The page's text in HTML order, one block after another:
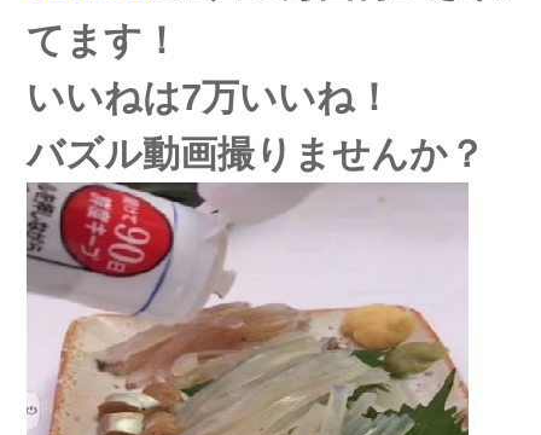
てます！
いいねは7万いいね！
バズル動画撮りませんか？